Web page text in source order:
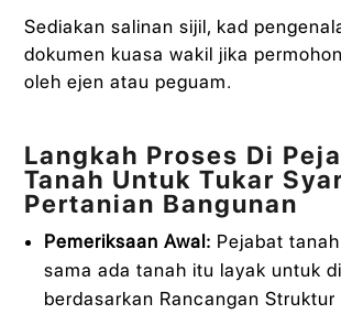
Sediakan salinan sijil, kad
dokumen kuasa wakil jika
oleh ejen atau peguam.
Langkah Proses Di
Tanah Untuk Tukar
Pertanian Bangunan
Pemeriksaan Awal: Pejabat
sama ada tanah itu layak untuk
berdasarkan Rancangan Struktur